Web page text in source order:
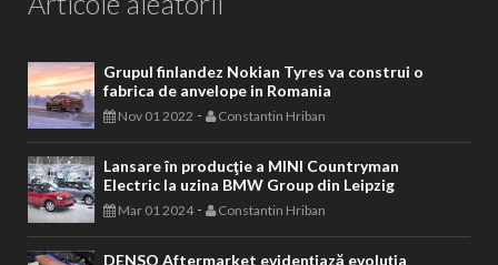
Grupul finlandez Nokian Tyres va construi o
fabrica de anvelope in Romania
Nov 01 2022 - Constantin Hriban
Lansare în producţie a MINI Countryman
Electric la uzina BMW Group din Leipzig
Mar 01 2024- Constantin Hriban
DENSO Aftermarket evidențiază evoluția